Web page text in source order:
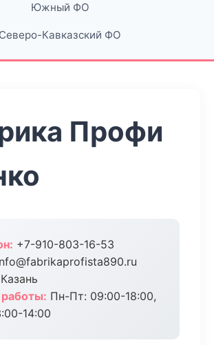
Южный ФО
Северо-Кавказский ФО
Профи
+7-910-803-16-53
Казань
Пн-Пт: 09:00-18:00,
14:00